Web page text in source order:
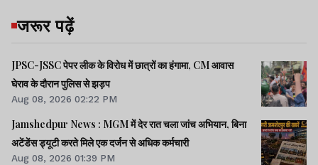
जरूर पढ़ें
JPSC-JSSC पेपर लीक के विरोध में छात्रों का हंगामा, CM आवास
घेराव के दौरान पुलिस से झड़प
Aug 08, 2026 02:22 PM
Jamshedpur News : MGM में देर रात चला जांच अभियान, बिना
अटेंडेंस ड्यूटी करते मिले एक दर्जन से अधिक कर्मचारी
Aug 08, 2026 01:39 PM